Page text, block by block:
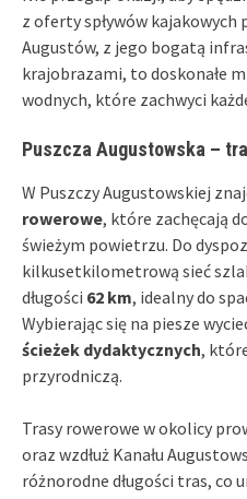
z oferty spływów kajakowych
Augustów, z jego bogatą
krajobrazami, to doskonałe
wodnych, które zachwyci
Puszcza Augustowska –
W Puszczy Augustowskiej
rowerowe, które zachęcają
świeżym powietrzu. Do
kilkusetkilometrową sieć
długości 62 km, idealny do
Wybierając się na piesze
ścieżek dydaktycznych,
przyrodniczą.
Trasy rowerowe w okolicy
oraz wzdłuż Kanału
różnorodne długości tras, co